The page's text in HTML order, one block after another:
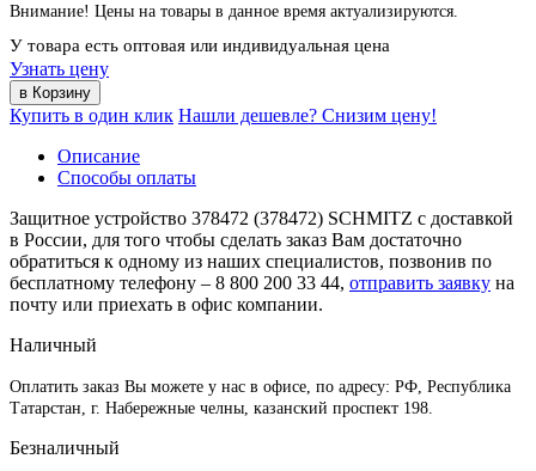
Внимание! Цены на товары в данное время актуализируются.
У товара есть оптовая или индивидуальная цена
Узнать цену
Купить в один клик Нашли дешевле? Снизим цену!
Описание
Способы оплаты
Защитное устройство 378472 (378472) SCHMITZ с доставкой
в России, для того чтобы сделать заказ Вам достаточно
обратиться к одному из наших специалистов, позвонив по
бесплатному телефону – 8 800 200 33 44, отправить заявку на
почту или приехать в офис компании.
Наличный
Оплатить заказ Вы можете у нас в офисе, по адресу: РФ, Республика
Татарстан, г. Набережные челны, казанский проспект 198.
Безналичный